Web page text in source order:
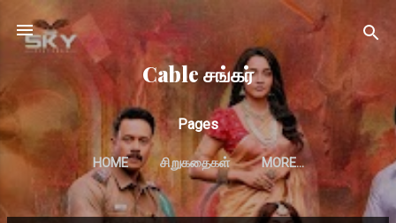
Skip to main content
Cable சங்கர்
Pages
HOME சிறுகதைகள் MORE…